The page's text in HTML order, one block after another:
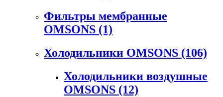
Фильтры мембранные
OMSONS (1)
Холодильники OMSONS (106)
Холодильники воздушные
OMSONS (12)